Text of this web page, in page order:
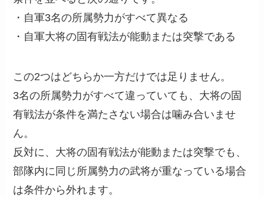
・自軍3名の所属勢力がすべて異なる
・自軍大将の固有戦法が能動または突撃である
この2つはどちらか一方だけでは足りません。
3名の所属勢力がすべて違っていても、大将の固
有戦法が条件を満たさない場合は噛み合いませ
ん。
反対に、大将の固有戦法が能動または突撃でも、
部隊内に同じ所属勢力の武将が重なっている場合
は条件から外れます。